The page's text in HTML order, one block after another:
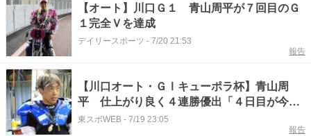
【オート】川口Ｇ１ 青山周平が７回目のＧ
１完全Ｖを達成
デイリースポーツ - 7/20 21:53
報告
【川口オート・ＧⅠキューポラ杯】青山周
平 仕上がり良く４連勝優出「４日目が今節
の中で一番良かった」
東スポWEB - 7/19 23:05
報告